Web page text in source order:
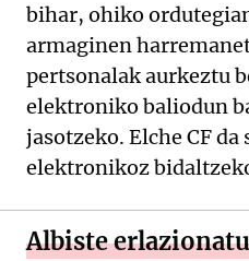
bihar, ohiko
armaginen
pertsonalak aurkeztu
elektroniko baliodun
jasotzeko. Elche CF da
elektronikoz
Albiste